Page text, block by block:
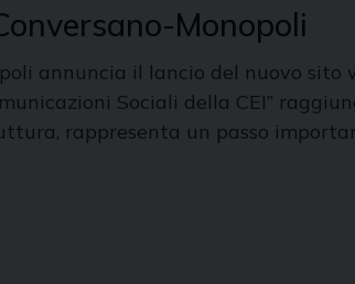
Monopoli
annuncia il lancio del nuovo
Sociali della CEI”
rappresenta un passo